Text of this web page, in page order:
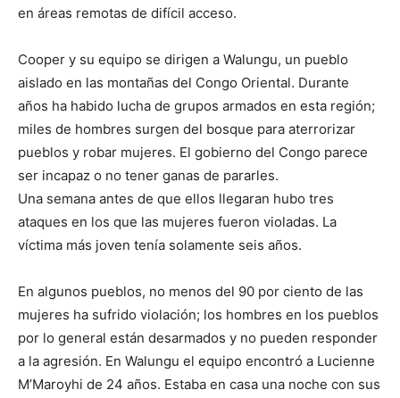
en áreas remotas de difícil acceso.
Cooper y su equipo se dirigen a Walungu, un pueblo
aislado en las montañas del Congo Oriental. Durante
años ha habido lucha de grupos armados en esta región;
miles de hombres surgen del bosque para aterrorizar
pueblos y robar mujeres. El gobierno del Congo parece
ser incapaz o no tener ganas de pararles.
Una semana antes de que ellos llegaran hubo tres
ataques en los que las mujeres fueron violadas. La
víctima más joven tenía solamente seis años.
En algunos pueblos, no menos del 90 por ciento de las
mujeres ha sufrido violación; los hombres en los pueblos
por lo general están desarmados y no pueden responder
a la agresión. En Walungu el equipo encontró a Lucienne
M’Maroyhi de 24 años. Estaba en casa una noche con sus